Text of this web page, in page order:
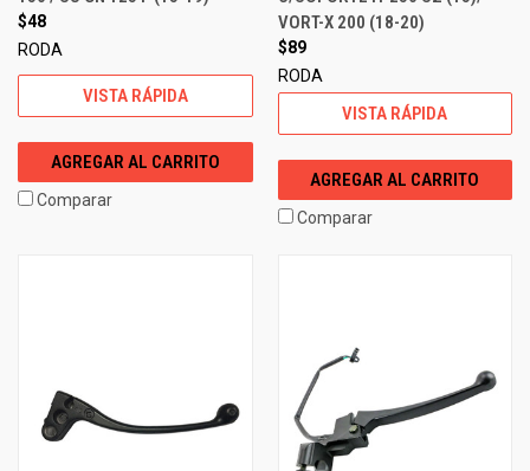
$48
RODA
VISTA RÁPIDA
AGREGAR AL CARRITO
Comparar
VORT-X 200 (18-20)
$89
RODA
VISTA RÁPIDA
AGREGAR AL CARRITO
Comparar